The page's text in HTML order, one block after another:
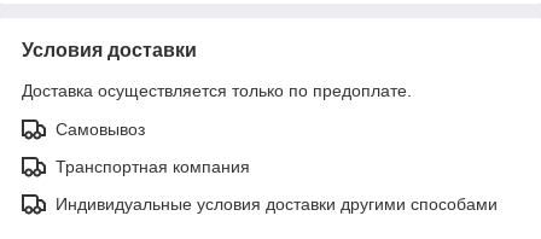
Условия доставки
Доставка осуществляется только по предоплате.
Самовывоз
Транспортная компания
Индивидуальные условия доставки другими способами